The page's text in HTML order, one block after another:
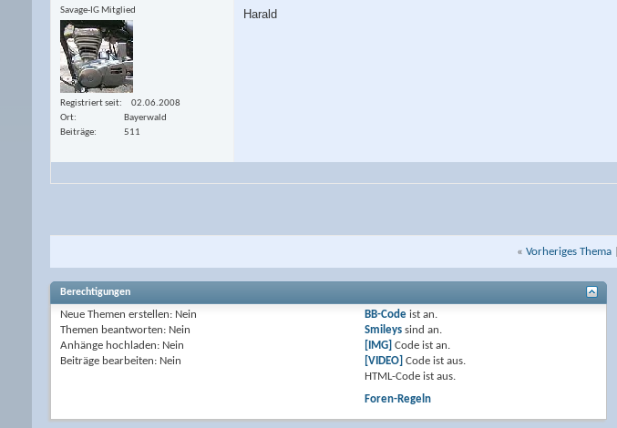
Savage-IG Mitglied
Registriert seit
02.06.2008
Ort
Bayerwald
Beiträge
511
Harald
« Vorheriges Thema|
Berechtigungen
Neue Themen erstellen: Nein
Themen beantworten: Nein
Anhänge hochladen: Nein
Beiträge bearbeiten: Nein
BB-Code istan.
Smileys sindan.
[IMG] Code istan.
[VIDEO] Code istaus.
HTML-Code istaus.
Foren-Regeln